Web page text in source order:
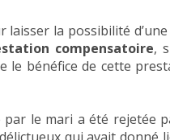
la possibilité d’une
compensatoire,
le bénéfice de cette
le mari a été rejetée